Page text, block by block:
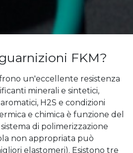
FKM?
un'eccellente resistenza
minerali e sintetici,
H2S e condizioni
e chimica è funzione del
di polimerizzazione
non appropriata può
elastomeri). Esistono tre